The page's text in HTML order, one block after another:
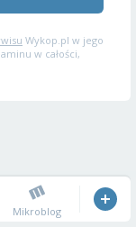
Wykop.pl w jego
w całości,
Mikroblog